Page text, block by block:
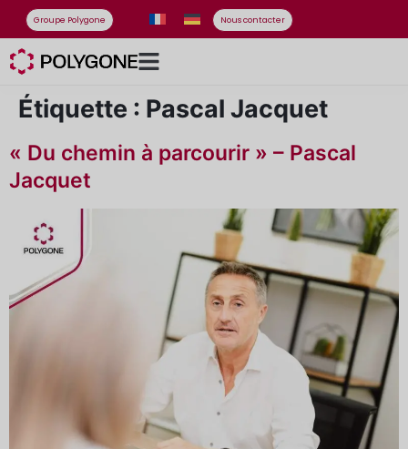
Groupe Polygone Nous contacter
Étiquette : Pascal Jacquet
« Du chemin à parcourir » – Pascal
Jacquet